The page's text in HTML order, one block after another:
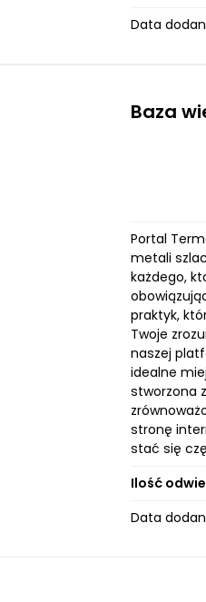
Data
Baza
Portal
metali
każdego,
praktyk,
Twoje
naszej
idealne
stworzona
stronę
stać się
Ilość
Data